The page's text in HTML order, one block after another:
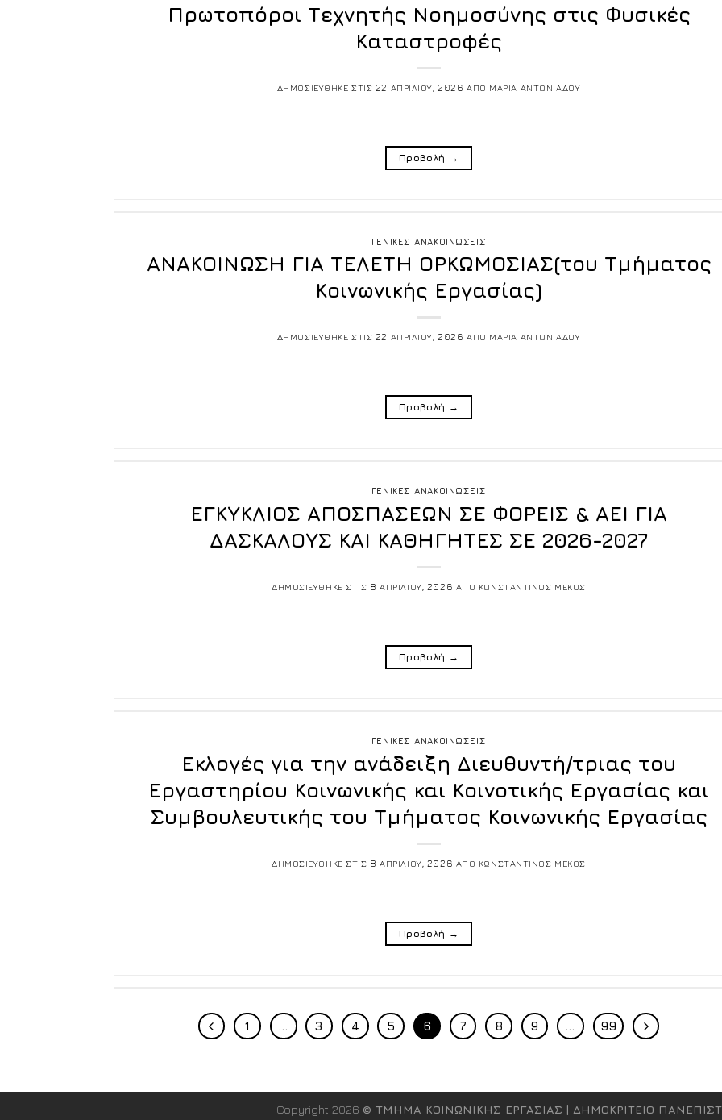
Πρωτοπόροι Τεχνητής Νοημοσύνης στις Φυσικές
Καταστροφές
ΔΗΜΟΣΙΕΥΘΗΚΕ ΣΤΙΣ 22 ΑΠΡΙΛΙΟΥ, 2026 ΑΠΟ ΜΑΡΙΑ ΑΝΤΩΝΙΑΔΟΥ
Προβολή →
ΓΕΝΙΚΕΣ ΑΝΑΚΟΙΝΩΣΕΙΣ
ΑΝΑΚΟΙΝΩΣΗ ΓΙΑ ΤΕΛΕΤΗ ΟΡΚΩΜΟΣΙΑΣ(του Τμήματος
Κοινωνικής Εργασίας)
ΔΗΜΟΣΙΕΥΘΗΚΕ ΣΤΙΣ 22 ΑΠΡΙΛΙΟΥ, 2026 ΑΠΟ ΜΑΡΙΑ ΑΝΤΩΝΙΑΔΟΥ
Προβολή →
ΓΕΝΙΚΕΣ ΑΝΑΚΟΙΝΩΣΕΙΣ
ΕΓΚΥΚΛΙΟΣ ΑΠΟΣΠΑΣΕΩΝ ΣΕ ΦΟΡΕΙΣ & ΑΕΙ ΓΙΑ
ΔΑΣΚΑΛΟΥΣ ΚΑΙ ΚΑΘΗΓΗΤΕΣ ΣΕ 2026-2027
ΔΗΜΟΣΙΕΥΘΗΚΕ ΣΤΙΣ 8 ΑΠΡΙΛΙΟΥ, 2026 ΑΠΟ ΚΩΝΣΤΑΝΤΙΝΟΣ ΜΕΚΟΣ
Προβολή →
ΓΕΝΙΚΕΣ ΑΝΑΚΟΙΝΩΣΕΙΣ
Εκλογές για την ανάδειξη Διευθυντή/τριας του
Εργαστηρίου Κοινωνικής και Κοινοτικής Εργασίας και
Συμβουλευτικής του Τμήματος Κοινωνικής Εργασίας
ΔΗΜΟΣΙΕΥΘΗΚΕ ΣΤΙΣ 8 ΑΠΡΙΛΙΟΥ, 2026 ΑΠΟ ΚΩΝΣΤΑΝΤΙΝΟΣ ΜΕΚΟΣ
Προβολή →
1 … 3 4 5 6 7 8 9 … 99
Copyright 2026 © ΤΜΗΜΑ ΚΟΙΝΩΝΙΚΗΣ ΕΡΓΑΣΙΑΣ | ΔΗΜΟΚΡΙΤΕΙΟ